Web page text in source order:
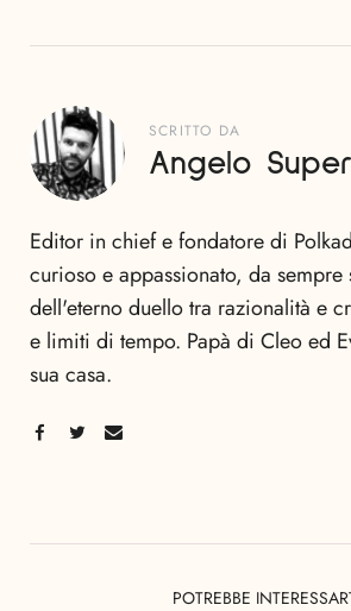
SCRITTO DA
Angelo
Editor in chief e fondatore di
curioso e appassionato, da sempre
dell'eterno duello tra razionalità e
e limiti di tempo. Papà di Cleo ed
sua casa.
POTREBBE